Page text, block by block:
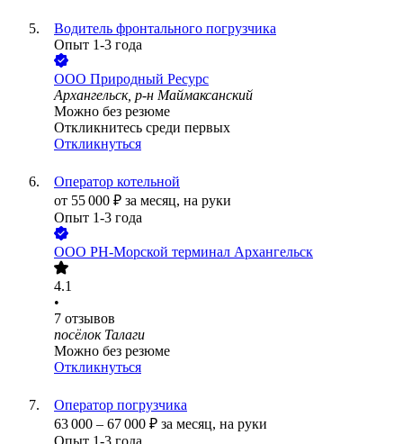
Водитель фронтального погрузчика
Опыт 1-3 года
ООО Природный Ресурс
Архангельск, р-н Маймаксанский
Можно без резюме
Откликнитесь среди первых
Откликнуться
Оператор котельной
от 55 000 ₽ за месяц, на руки
Опыт 1-3 года
ООО РН-Морской терминал Архангельск
4.1
•
7 отзывов
посёлок Талаги
Можно без резюме
Откликнуться
Оператор погрузчика
63 000 – 67 000 ₽ за месяц, на руки